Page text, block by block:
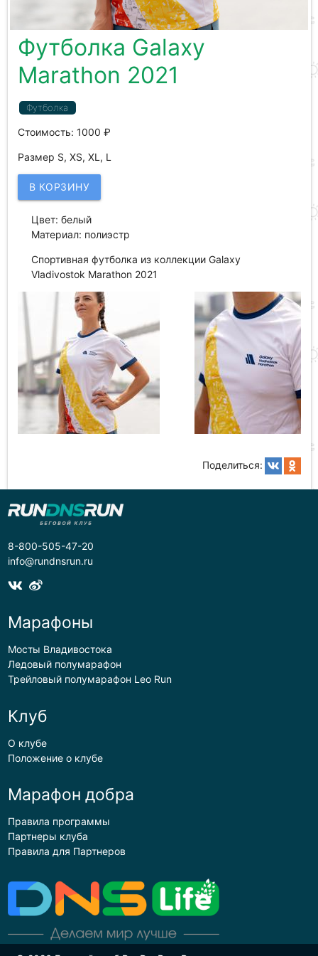
Футболка Galaxy
Marathon 2021
Футболка
Стоимость: 1000 ₽
Размер S, XS, XL, L
В КОРЗИНУ
Цвет: белый
Материал: полиэстр
Спортивная футболка из коллекции Galaxy
Vladivostok Marathon 2021
Поделиться:
8-800-505-47-20
info@rundnsrun.ru
Марафоны
Мосты Владивостока
Ледовый полумарафон
Трейловый полумарафон Leo Run
Клуб
О клубе
Положение о клубе
Марафон добра
Правила программы
Партнеры клуба
Правила для Партнеров